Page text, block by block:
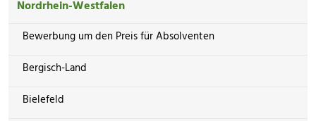
Nordrhein-Westfalen
Bewerbung um den Preis für Absolventen
Bergisch-Land
Bielefeld